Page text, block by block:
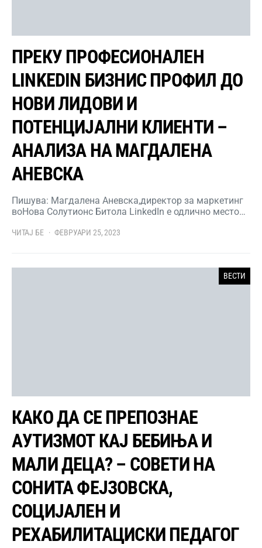
ПРЕКУ ПРОФЕСИОНАЛЕН
LINKEDIN БИЗНИС ПРОФИЛ ДО
НОВИ ЛИДОВИ И
ПОТЕНЦИЈАЛНИ КЛИЕНТИ –
АНАЛИЗА НА МАГДАЛЕНА
АНЕВСКА
Пишува: Магдалена Аневска,директор за маркетинг
воНова Солутионс Битола LinkedIn е одлично место…
ЧИТАЈ БЕ ФЕВРУАРИ 25, 2023
ВЕСТИ
КАКО ДА СЕ ПРЕПОЗНАЕ
АУТИЗМОТ КАЈ БЕБИЊА И
МАЛИ ДЕЦА? – СОВЕТИ НА
СОНИТА ФЕЈЗОВСКА,
СОЦИЈАЛЕН И
РЕХАБИЛИТАЦИСКИ ПЕДАГОГ